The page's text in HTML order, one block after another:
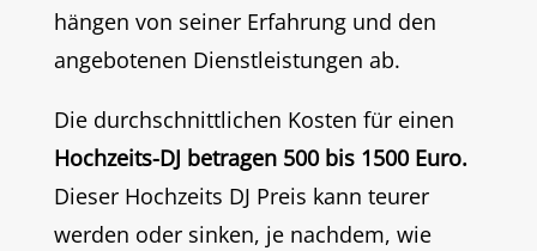
hängen von seiner Erfahrung und den
angebotenen Dienstleistungen ab.
Die durchschnittlichen Kosten für einen
Hochzeits-DJ betragen 500 bis 1500 Euro.
Dieser Hochzeits DJ Preis kann teurer
werden oder sinken, je nachdem, wie